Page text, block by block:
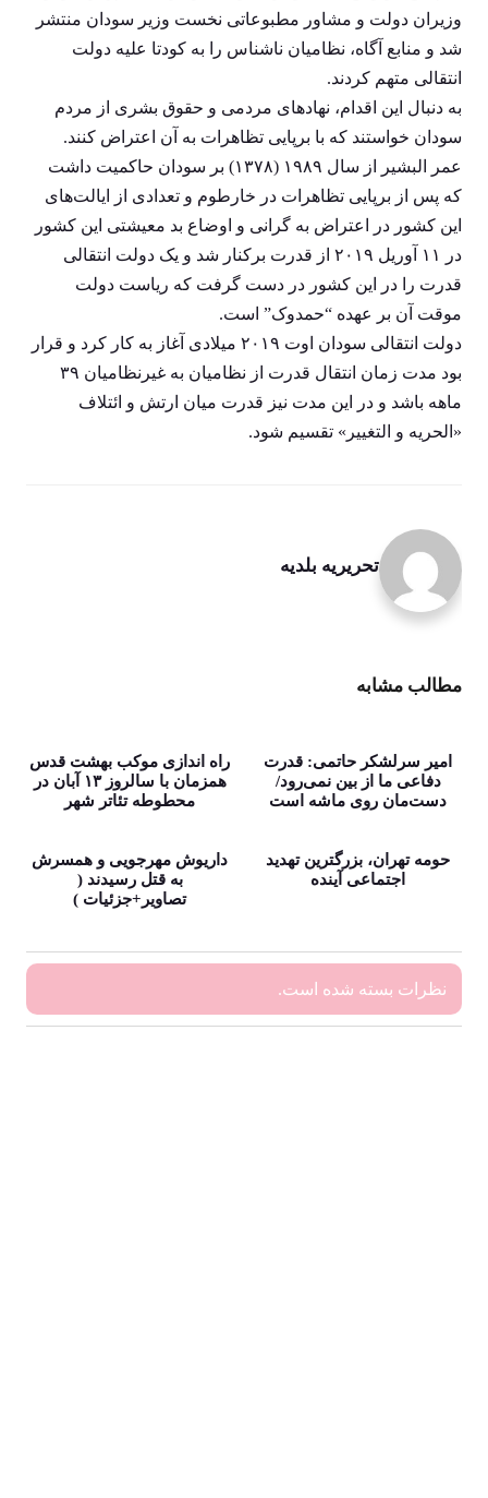
وزیران دولت و مشاور مطبوعاتی نخست وزیر سودان منتشر
شد و منابع آگاه، نظامیان ناشناس را به کودتا علیه دولت
انتقالی متهم کردند.
به دنبال این اقدام، نهادهای مردمی و حقوق بشری از مردم
سودان خواستند که با برپایی تظاهرات به آن اعتراض کنند.
عمر البشیر از سال ۱۹۸۹ (۱۳۷۸) بر سودان حاکمیت داشت
که پس از برپایی تظاهرات در خارطوم و تعدادی از ایالت‌های
این کشور در اعتراض به گرانی و اوضاع بد معیشتی این کشور
در ۱۱ آوریل ۲۰۱۹ از قدرت برکنار شد و یک دولت انتقالی
قدرت را در این کشور در دست گرفت که ریاست دولت
موقت آن بر عهده “حمدوک” است.
دولت انتقالی سودان اوت ۲۰۱۹ میلادی آغاز به کار کرد و قرار
بود مدت زمان انتقال قدرت از نظامیان به غیرنظامیان ۳۹
ماهه باشد و در این مدت نیز قدرت میان ارتش و ائتلاف
«الحریه و التغییر» تقسیم شود.
تحریریه بلدیه
مطالب مشابه
امیر سرلشکر حاتمی: قدرت
دفاعی ما از بین نمی‌رود/
دست‌مان روی ماشه است
راه اندازی موکب بهشت قدس
همزمان با سالروز ۱۳ آبان در
محطوطه تئاتر شهر
حومه تهران، بزرگترین تهدید
اجتماعی آینده
داریوش مهرجویی و همسرش
به قتل رسیدند (
تصاویر+جزئیات )
نظرات بسته شده است.